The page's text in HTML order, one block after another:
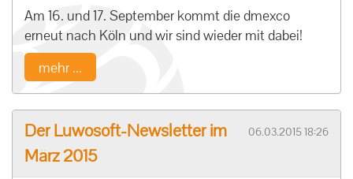
Am 16. und 17. September kommt die dmexco
erneut nach Köln und wir sind wieder mit dabei!
mehr ...
Der Luwosoft-Newsletter im
März 2015
06.03.2015 18:26